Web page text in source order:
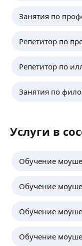
Занятия по
Репетитор по
Репетитор по
Занятия по
Услуги в
Обучение
Обучение
Обучение
Обучение